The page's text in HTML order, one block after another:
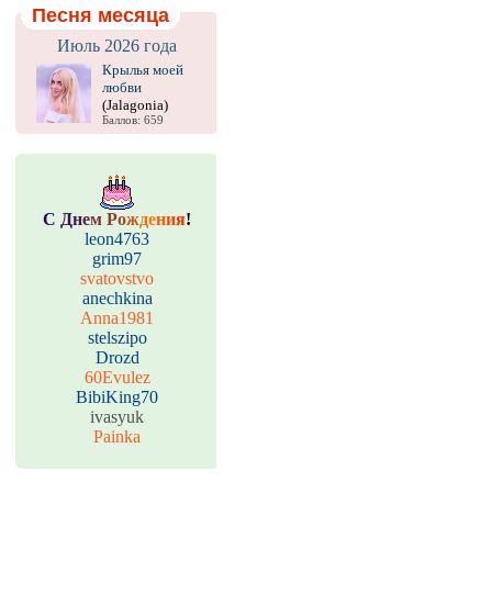
Песня месяца
Июль 2026 года
Крылья моей
любви
(Jalagonia)
Баллов: 659
С Днем Рождения!
leon4763
grim97
svatovstvo
anechkina
Anna1981
stelszipo
Drozd
60Evulez
BibiKing70
ivasyuk
Painka